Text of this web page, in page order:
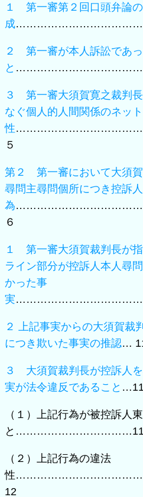
１ 第一審第２回口頭弁論
成
２ 第一審が本人訴訟であっ
と
３ 第一審大須賀寛之裁判
なぐ個人的人間関係のネッ
性
５
第２ 第一審において大須賀
尋問主尋問個所につき控訴
為
６
１ 第一審大須賀裁判長が
ライン部分が控訴人本人尋
かった事
実
２ 上記事実からの大須賀裁
につき欺いた事実の推認…
３ 大須賀裁判長が控訴人
実が法令違反であること …11
（１）上記行為が被控訴人
と……………………………11
（２）上記行為の違法
性
12